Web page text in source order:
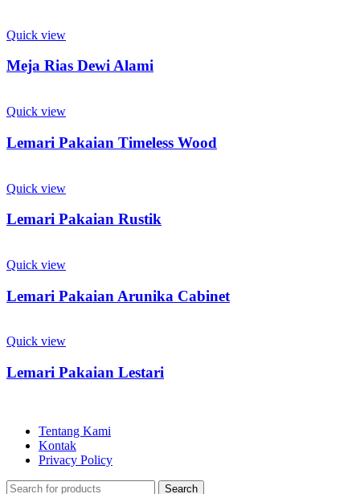
Quick view
Meja Rias Dewi Alami
Quick view
Lemari Pakaian Timeless Wood
Quick view
Lemari Pakaian Rustik
Quick view
Lemari Pakaian Arunika Cabinet
Quick view
Lemari Pakaian Lestari
Tentang Kami
Kontak
Privacy Policy
Search